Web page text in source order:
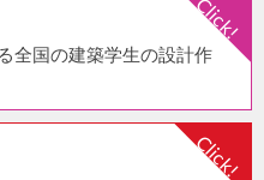
全国の建築学生の設計作